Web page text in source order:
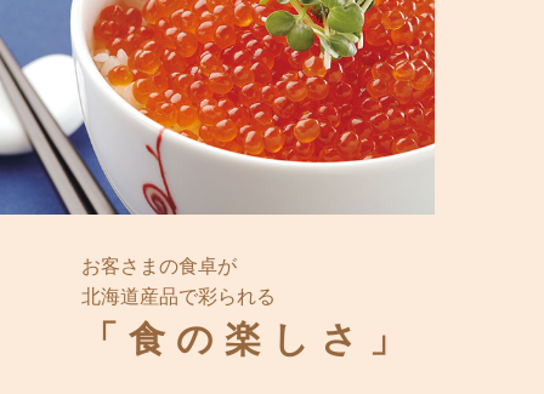
お客さまの食卓が
北海道産品で彩られる
「食の楽しさ」